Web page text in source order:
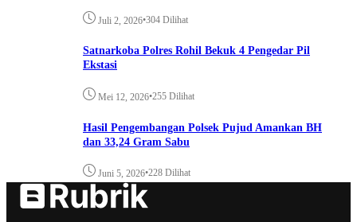
Juli 2, 2026•304 Dilihat
Satnarkoba Polres Rohil Bekuk 4 Pengedar Pil
Ekstasi
Mei 12, 2026•255 Dilihat
Hasil Pengembangan Polsek Pujud Amankan BH
dan 33,24 Gram Sabu
Juni 5, 2026•228 Dilihat